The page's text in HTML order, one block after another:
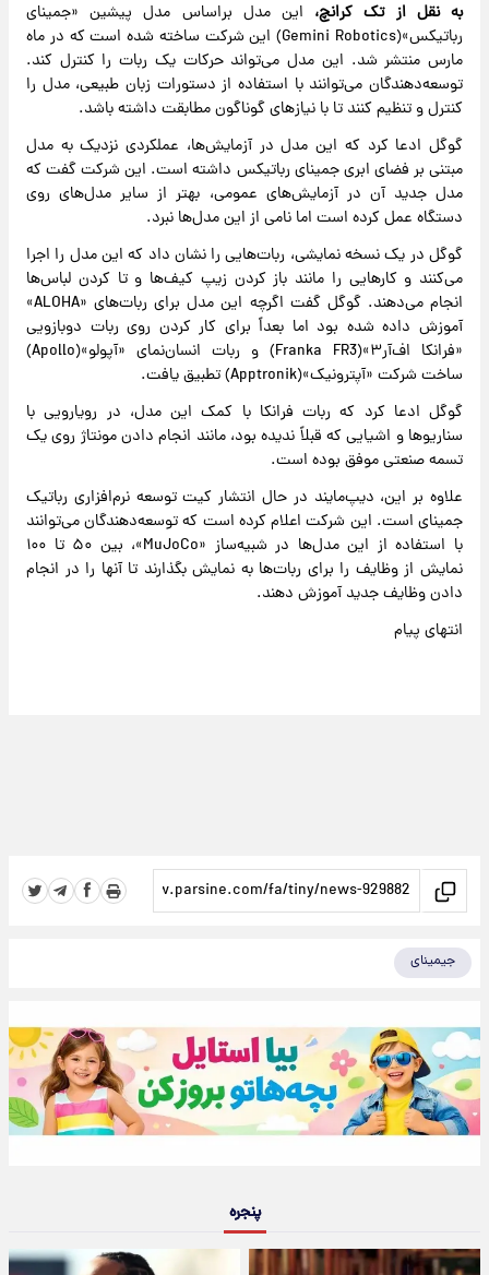
به نقل از تک کرانچ، این مدل براساس مدل پیشین «جمینای
رباتیکس»(Gemini Robotics) این شرکت ساخته شده است که در ماه
مارس منتشر شد. این مدل می‌تواند حرکات یک ربات را کنترل کند.
توسعه‌دهندگان می‌توانند با استفاده از دستورات زبان طبیعی، مدل را
کنترل و تنظیم کنند تا با نیازهای گوناگون مطابقت داشته باشد.
گوگل ادعا کرد که این مدل در آزمایش‌ها، عملکردی نزدیک به مدل
مبتنی بر فضای ابری جمینای رباتیکس داشته است. این شرکت گفت که
مدل جدید آن در آزمایش‌های عمومی، بهتر از سایر مدل‌های روی
دستگاه عمل کرده است اما نامی از این مدل‌ها نبرد.
گوگل در یک نسخه نمایشی، ربات‌هایی را نشان داد که این مدل را اجرا
می‌کنند و کارهایی را مانند باز کردن زیپ کیف‌ها و تا کردن لباس‌ها
انجام می‌دهند. گوگل گفت اگرچه این مدل برای ربات‌های «ALOHA»
آموزش داده شده بود اما بعداً برای کار کردن روی ربات دوبازویی
«فرانکا اف‌آر۳»(Franka FR3) و ربات انسان‌نمای «آپولو»(Apollo)
ساخت شرکت «آپترونیک»(Apptronik) تطبیق یافت.
گوگل ادعا کرد که ربات فرانکا با کمک این مدل، در رویارویی با
سناریوها و اشیایی که قبلاً ندیده بود، مانند انجام دادن مونتاژ روی یک
تسمه صنعتی موفق بوده است.
علاوه بر این، دیپ‌مایند در حال انتشار کیت توسعه نرم‌افزاری رباتیک
جمینای است. این شرکت اعلام کرده است که توسعه‌دهندگان می‌توانند
با استفاده از این مدل‌ها در شبیه‌ساز «MuJoCo»، بین ۵۰ تا ۱۰۰
نمایش از وظایف را برای ربات‌ها به نمایش بگذارند تا آنها را در انجام
دادن وظایف جدید آموزش دهند.
انتهای پیام
جیمینای
پنجره